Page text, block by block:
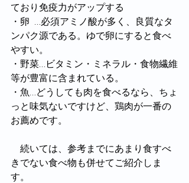
ており免疫力がアップする
・卵	…必須アミノ酸が多く、良質なタ
ンパク源である。ゆで卵にすると食べ
やすい。
・野菜…ビタミン・ミネラル・食物繊維
等が豊富に含まれている。
・魚…どうしても肉を食べるなら、ちょ
っと味気ないですけど、鶏肉が一番の
お薦めです。
続いては、参考までにあまり食すべ
きでない食べ物も併せてご紹介しま
す。